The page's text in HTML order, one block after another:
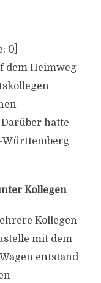
0]
dem Heimweg
hatte
Württemberg
Kollegen
Kollegen
mit dem
entstand